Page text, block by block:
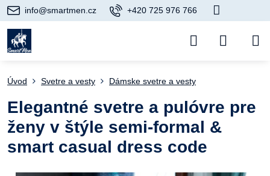
info@smartmen.cz +420 725 976 766
Úvod Svetre a vesty Dámske svetre a vesty
Elegantné svetre a pulóvre pre
ženy v štýle semi-formal &
smart casual dress code